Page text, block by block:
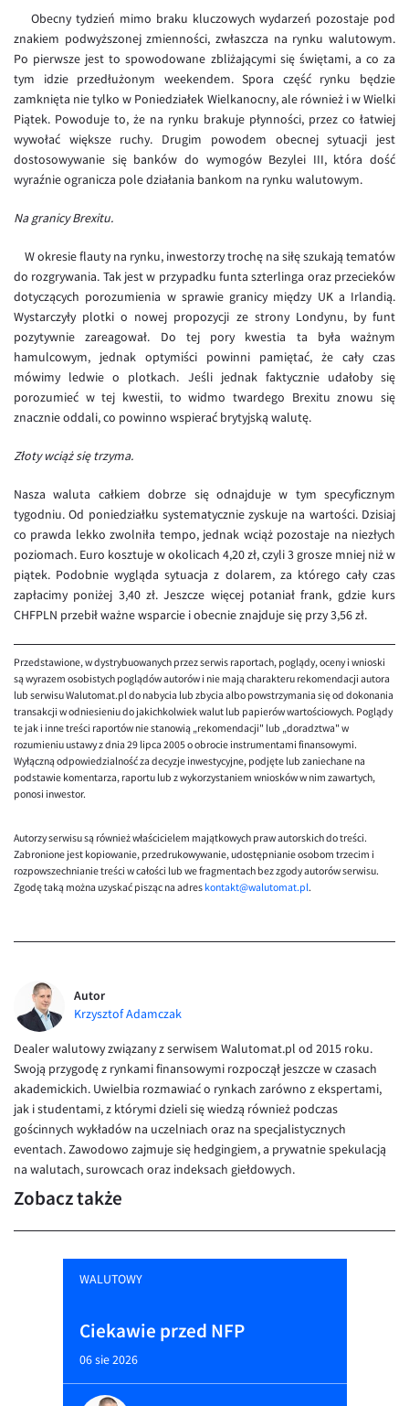
Inne pary walutowe
AUD/PLN
BGN/PLN
CAD/PLN
CNY/PLN
HKD/PLN
ILS/PLN
JPY/PLN
NZD/PLN
RON/PLN
SGD/PLN
TRY/PLN
ZAR/PLN
EUR/GBP
EUR/CHF
EUR/CZK
EUR/DKK
EUR/NOK
EUR/SEK
EUR/AUD
EUR/BGN
EUR/CAD
EUR/CNY
EUR/HKD
EUR/HUF
EUR/JPY
EUR/NZD
EUR/ZAR
GBP/USD
USD/CHF
GBP/CHF
Aplikacja mobilna
Bezpieczeństwo
Pomoc
Pomoc
FAQ
Konto i opłaty
Banki i przelewy
Przelewy zagraniczne
Słowniczek
Poradnik
KONTAKT
Kontakt
Dla mediów
PL
Obecny tydzień mimo braku kluczowych wydarzeń pozostaje pod
znakiem podwyższonej zmienności, zwłaszcza na rynku walutowym.
Po pierwsze jest to spowodowane zbliżającymi się świętami, a co za
tym idzie przedłużonym weekendem. Spora część rynku będzie
zamknięta nie tylko w Poniedziałek Wielkanocny, ale również i w Wielki
Piątek. Powoduje to, że na rynku brakuje płynności, przez co łatwiej
wywołać większe ruchy. Drugim powodem obecnej sytuacji jest
dostosowywanie się banków do wymogów Bezylei III, która dość
wyraźnie ogranicza pole działania bankom na rynku walutowym.
Na granicy Brexitu.
W okresie flauty na rynku, inwestorzy trochę na siłę szukają tematów
do rozgrywania. Tak jest w przypadku funta szterlinga oraz przecieków
dotyczących porozumienia w sprawie granicy między UK a Irlandią.
Wystarczyły plotki o nowej propozycji ze strony Londynu, by funt
pozytywnie zareagował. Do tej pory kwestia ta była ważnym
hamulcowym, jednak optymiści powinni pamiętać, że cały czas
mówimy ledwie o plotkach. Jeśli jednak faktycznie udałoby się
porozumieć w tej kwestii, to widmo twardego Brexitu znowu się
znacznie oddali, co powinno wspierać brytyjską walutę.
Złoty wciąż się trzyma.
Nasza waluta całkiem dobrze się odnajduje w tym specyficznym
tygodniu. Od poniedziałku systematycznie zyskuje na wartości. Dzisiaj
co prawda lekko zwolniła tempo, jednak wciąż pozostaje na niezłych
poziomach. Euro kosztuje w okolicach 4,20 zł, czyli 3 grosze mniej niż w
piątek. Podobnie wygląda sytuacja z dolarem, za którego cały czas
zapłacimy poniżej 3,40 zł. Jeszcze więcej potaniał frank, gdzie kurs
CHFPLN przebił ważne wsparcie i obecnie znajduje się przy 3,56 zł.
Przedstawione, w dystrybuowanych przez serwis raportach, poglądy, oceny i wnioski
są wyrazem osobistych poglądów autorów i nie mają charakteru rekomendacji autora
lub serwisu Walutomat.pl do nabycia lub zbycia albo powstrzymania się od dokonania
transakcji w odniesieniu do jakichkolwiek walut lub papierów wartościowych. Poglądy
te jak i inne treści raportów nie stanowią „rekomendacji" lub „doradztwa" w
rozumieniu ustawy z dnia 29 lipca 2005 o obrocie instrumentami finansowymi.
Wyłączną odpowiedzialność za decyzje inwestycyjne, podjęte lub zaniechane na
podstawie komentarza, raportu lub z wykorzystaniem wniosków w nim zawartych,
ponosi inwestor.
Autorzy serwisu są również właścicielem majątkowych praw autorskich do treści.
Zabronione jest kopiowanie, przedrukowywanie, udostępnianie osobom trzecim i
rozpowszechnianie treści w całości lub we fragmentach bez zgody autorów serwisu.
Zgodę taką można uzyskać pisząc na adres kontakt@walutomat.pl.
Autor
Krzysztof Adamczak
Dealer walutowy związany z serwisem Walutomat.pl od 2015 roku.
Swoją przygodę z rynkami finansowymi rozpoczął jeszcze w czasach
akademickich. Uwielbia rozmawiać o rynkach zarówno z ekspertami,
jak i studentami, z którymi dzieli się wiedzą również podczas
gościnnych wykładów na uczelniach oraz na specjalistycznych
eventach. Zawodowo zajmuje się hedgingiem, a prywatnie spekulacją
na walutach, surowcach oraz indeksach giełdowych.
Zobacz także
WALUTOWY
Ciekawie przed NFP
06 sie 2026